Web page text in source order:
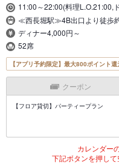
11:00～22:00(料理L.O.21:00,
≪西長堀駅≫4B出口より徒歩
ディナー4,000円～
52席
【アプリ予約限定】最大800ポイント
クーポン
【フロア貸切】パーティープラン
カレンダー
下記ボタンを押して